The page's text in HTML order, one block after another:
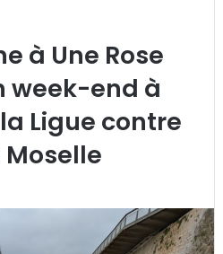
à Une Rose
week-end à
Ligue contre